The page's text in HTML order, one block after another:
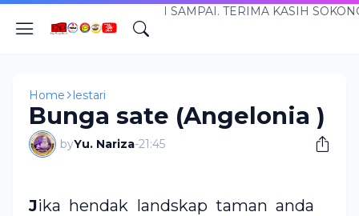
CIKGUNARIZA.COM...SANTAI TAPI SAMPAI. TERIMA
Home lestari
Bunga sate (Angelonia )
byYu. Nariza-21:45
Jika hendak landskap taman anda